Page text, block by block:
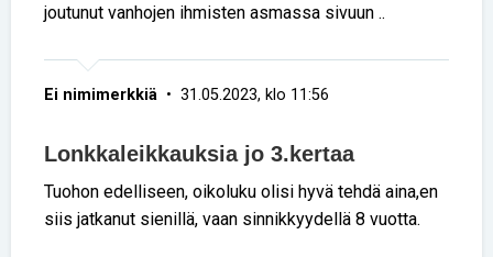
joutunut vanhojen ihmisten asmassa sivuun ..
Ei nimimerkkiä • 31.05.2023, klo 11:56
Lonkkaleikkauksia jo 3.kertaa
Tuohon edelliseen, oikoluku olisi hyvä tehdä aina,en
siis jatkanut sienillä, vaan sinnikkyydellä 8 vuotta.